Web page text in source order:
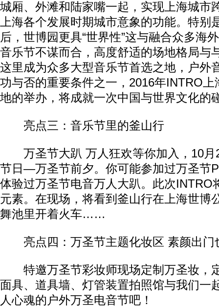
城厢、外滩和陆家嘴一起，实现上海城市
上海各个发展时期城市意象的功能。特别
后，世博园更具“世界性”这与融合众多海
音乐节不谋而合，高度舒适的场地格局与
这里成为众多大型音乐节首选之地，户外
功与否的重要条件之一，2016年INTRO
地的举办，将成就一次中国与世界文化的
亮点三：音乐节里的釜山行
万圣节大趴 万人狂欢等你加入，10月
节日—万圣节前夕。你可能参加过万圣节
体验过万圣节电音万人大趴。此次INTRO
元素。在现场，将看到釜山行在上海世博
舞池里开着火车……
亮点四：万圣节主题化妆区 素颜出门
特邀万圣节彩妆师现场定制万圣妆，
面具、道具墙、灯管装置拍照馆与我们一
人心魂的户外万圣电音节吧！